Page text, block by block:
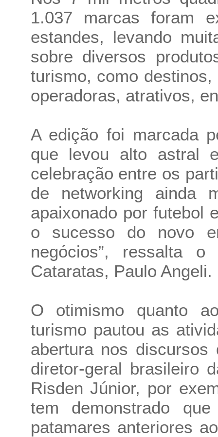
1.037 marcas foram
estandes, levando
sobre diversos
turismo, como
operadoras, atrativos,
A edição foi marcada
que levou alto astral
celebração entre os
de networking ainda
apaixonado por futebol
o sucesso do novo
negócios”, ressalta
Cataratas, Paulo Angeli.
O otimismo quanto
turismo pautou as
abertura nos discursos
diretor-geral brasileiro
Risden Júnior, por
tem demonstrado
patamares anteriores